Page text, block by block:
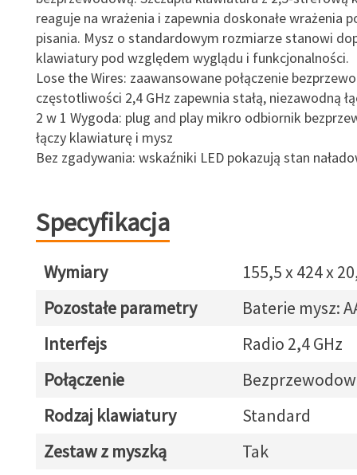
reaguje na wrażenia i zapewnia doskonałe wrażenia
pisania. Mysz o standardowym rozmiarze stanowi
klawiatury pod względem wyglądu i funkcjonalności.
Lose the Wires: zaawansowane połączenie
częstotliwości 2,4 GHz zapewnia stałą, niezawodną
2 w 1 Wygoda: plug and play mikro odbiornik
łączy klawiaturę i mysz
Bez zgadywania: wskaźniki LED pokazują stan
Specyfikacja
Wymiary
155,5 x 424 x
Pozostałe parametry
Baterie mysz:
Interfejs
Radio 2,4 GHz
Połączenie
Rodzaj klawiatury
Standard
Zestaw z myszką
Tak